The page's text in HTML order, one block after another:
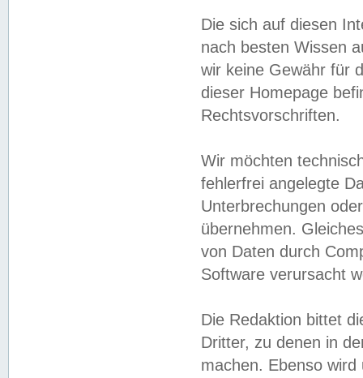
Die sich auf diesen
nach besten Wissen
wir keine Gewähr für
dieser Homepage
Rechtsvorschriften.
Wir möchten
fehlerfrei angelegte
Unterbrechungen
übernehmen.
von Daten durch
Software verursacht
Die Redaktion bittet
Dritter, zu denen in
machen. Ebenso